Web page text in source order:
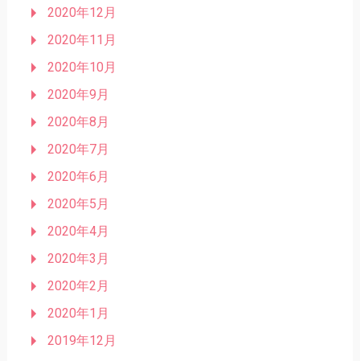
2020年12月
2020年11月
2020年10月
2020年9月
2020年8月
2020年7月
2020年6月
2020年5月
2020年4月
2020年3月
2020年2月
2020年1月
2019年12月